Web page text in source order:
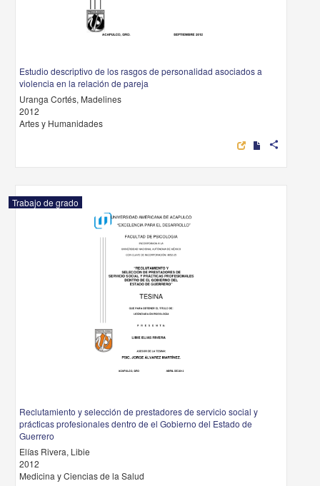
Estudio descriptivo de los rasgos de personalidad asociados a
violencia en la relación de pareja
Uranga Cortés, Madelines
2012
Artes y Humanidades
share
Trabajo de grado
Reclutamiento y selección de prestadores de servicio social y
prácticas profesionales dentro de el Gobierno del Estado de
Guerrero
Elías Rivera, Libie
2012
Medicina y Ciencias de la Salud